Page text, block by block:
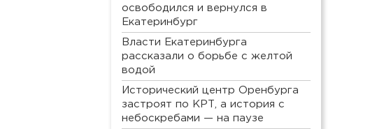
освободился и вернулся в
Екатеринбург
Власти Екатеринбурга
рассказали о борьбе с желтой
водой
Исторический центр Оренбурга
застроят по КРТ, а история с
небоскребами — на паузе